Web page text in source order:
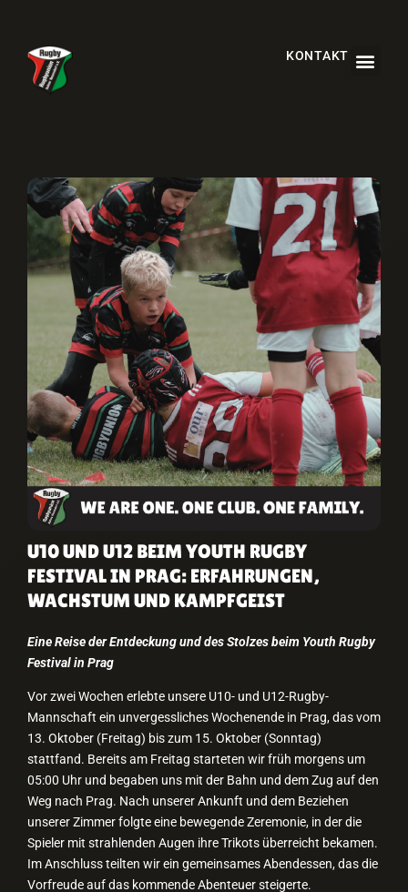
KONTAKT
U10 UND U12 BEIM YOUTH RUGBY
FESTIVAL IN PRAG: ERFAHRUNGEN,
WACHSTUM UND KAMPFGEIST
Eine Reise der Entdeckung und des Stolzes beim Youth Rugby
Festival in Prag
Vor zwei Wochen erlebte unsere U10- und U12-Rugby-
Mannschaft ein unvergessliches Wochenende in Prag, das vom
13. Oktober (Freitag) bis zum 15. Oktober (Sonntag)
stattfand. Bereits am Freitag starteten wir früh morgens um
05:00 Uhr und begaben uns mit der Bahn und dem Zug auf den
Weg nach Prag. Nach unserer Ankunft und dem Beziehen
unserer Zimmer folgte eine bewegende Zeremonie, in der die
Spieler mit strahlenden Augen ihre Trikots überreicht bekamen.
Im Anschluss teilten wir ein gemeinsames Abendessen, das die
Vorfreude auf das kommende Abenteuer steigerte.